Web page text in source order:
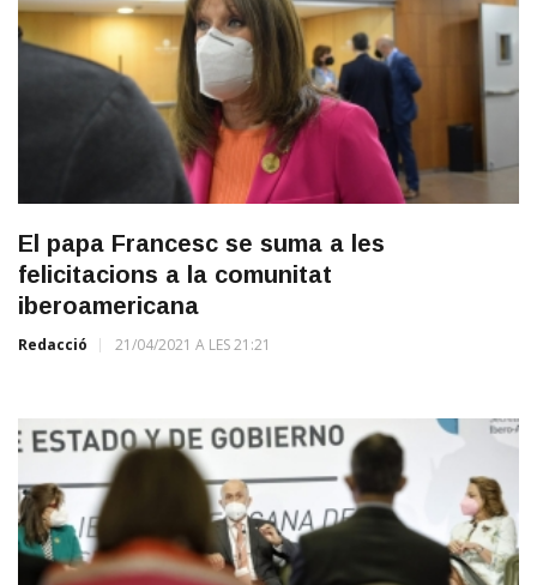
El papa Francesc se suma a les
felicitacions a la comunitat
iberoamericana
Redacció 21/04/2021 A LES 21:21